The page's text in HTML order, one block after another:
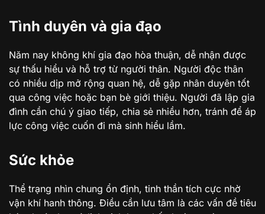
Tình duyên và gia đạo
Năm nay không khí gia đạo hòa thuận, dễ nhận được
sự thấu hiểu và hỗ trợ từ người thân. Người độc thân
có nhiều dịp mở rộng quan hệ, dễ gặp nhân duyên tốt
qua công việc hoặc bạn bè giới thiệu. Người đã lập gia
đình cần chú ý giao tiếp, chia sẻ nhiều hơn, tránh để áp
lực công việc cuốn đi mà sinh hiểu lầm.
Sức khỏe
Thể trạng nhìn chung ổn định, tinh thần tích cực nhờ
vận khí hanh thông. Điều cần lưu tâm là các vấn đề tiêu